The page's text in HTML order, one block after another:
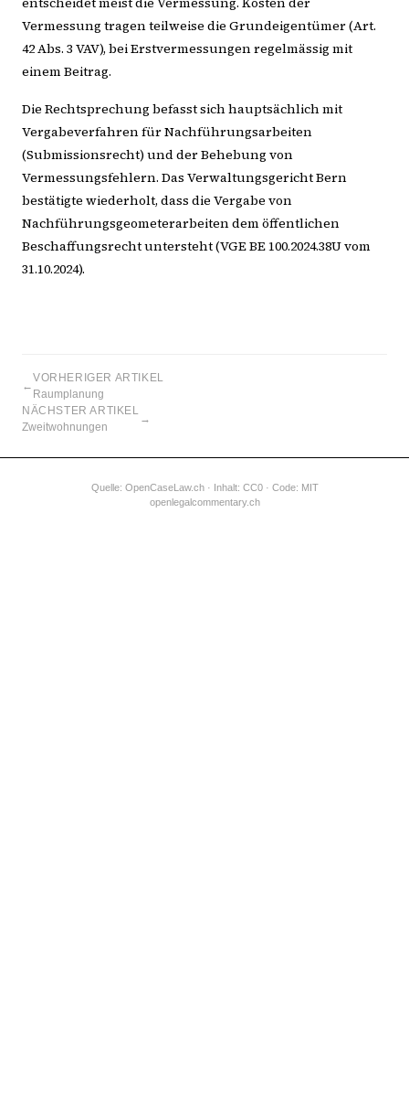
Vermessung tragen teilweise die Grundeigentümer (Art.
42 Abs. 3 VAV), bei Erstvermessungen regelmässig mit
einem Beitrag.
Die Rechtsprechung befasst sich hauptsächlich mit
Vergabeverfahren für Nachführungsarbeiten
(Submissionsrecht) und der Behebung von
Vermessungsfehlern. Das Verwaltungsgericht Bern
bestätigte wiederholt, dass die Vergabe von
Nachführungsgeometerarbeiten dem öffentlichen
Beschaffungsrecht untersteht (VGE BE 100.2024.38U vom
31.10.2024).
←
VORHERIGER ARTIKEL
Raumplanung
NÄCHSTER ARTIKEL
Zweitwohnungen
→
Quelle: OpenCaseLaw.ch· Inhalt: CC0 · Code: MIT
openlegalcommentary.ch